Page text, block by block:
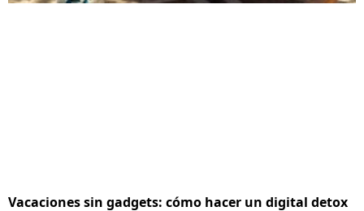
Vacaciones sin gadgets: cómo hacer un digital detox